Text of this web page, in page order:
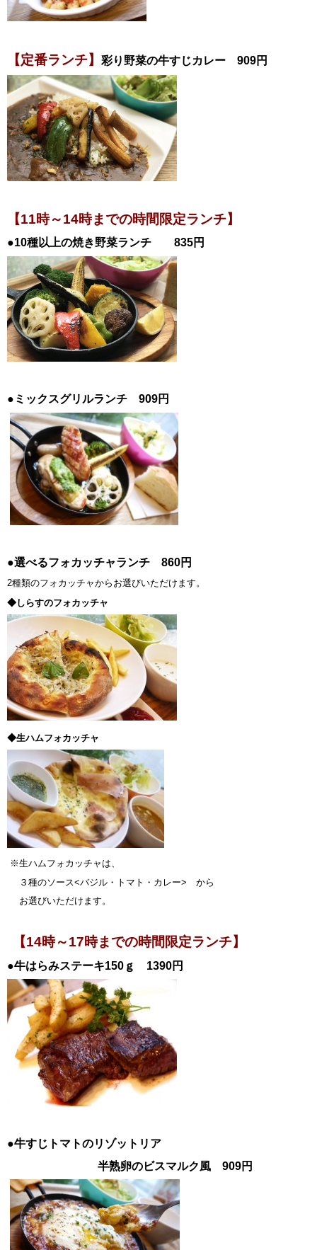
【定番ランチ】 彩り野菜の牛すじカレー 909円
【11時～14時までの時間限定ランチ】
●10種以上の焼き野菜ランチ 835円
●ミックスグリルランチ 909円
●選べるフォカッチャランチ 860円
2種類のフォカッチャからお選びいただけます。
◆しらすのフォカッチャ
◆生ハムフォカッチャ
※生ハムフォカッチャは、
３種のソース<バジル・トマト・カレー> から
お選びいただけます。
【14時～17時までの時間限定ランチ】
●牛はらみステーキ150ｇ 1390円
●牛すじトマトのリゾットリア
半熟卵のビスマルク風 909円